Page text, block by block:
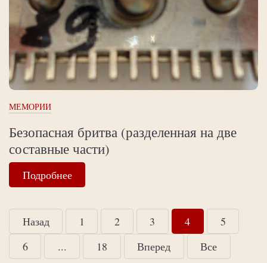
МЕМОРИИ
Безопасная бритва (разделенная на две
составные части)
Подробнее
Назад 1 2 3 4
5
6
... 18 Вперед Все